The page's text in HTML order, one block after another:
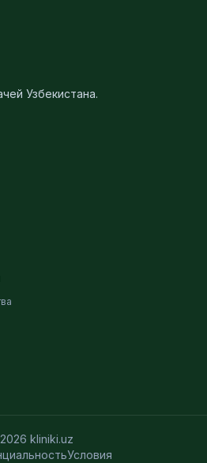
Узбекистана.
kliniki.uz
Условия